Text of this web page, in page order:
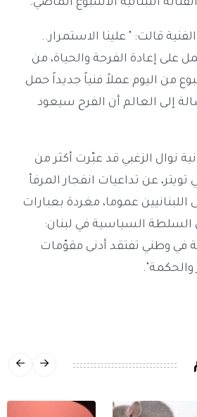
اللبنانية الأسبوع الماضي.
قالت: " علينا الاستمرار..
على إعادة الفرحة والحياة، من
من اليوم عملاً فنياً جديداً حمل
إلى العالم أن الفرح سيعود
نوال الزغبي قد عبّرت أكثر من
عن تداعيات انفجار المرفأ
عموما، مغردة بعبارات
السياسية في لبنان:
في وطني تفتقد أدنى مقوّمات
والحكمة".